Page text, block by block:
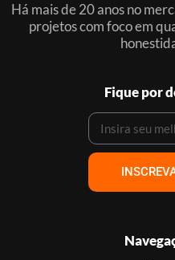
Há mais de 20 anos no
projetos com foco em
Fique por